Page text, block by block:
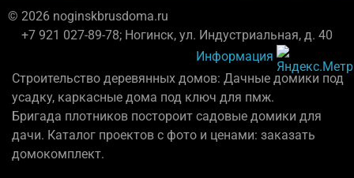
© 2026 noginskbrusdoma.ru
+7 921 027-89-78; Ногинск, ул. Индустриальная, д. 40
Информация
Строительство деревянных домов: Дачные домики под
усадку, каркасные дома под ключ для пмж.
Бригада плотников постороит садовые домики для
дачи. Каталог проектов с фото и ценами: заказать
домокомплект.